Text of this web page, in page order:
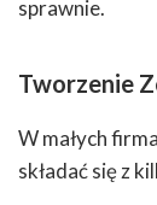
sprawnie.
Tworzenie
W małych
składać się z